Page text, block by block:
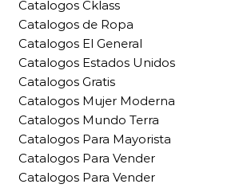
Catalogos Cklass
Catalogos de Ropa
Catalogos El General
Catalogos Estados Unidos
Catalogos Gratis
Catalogos Mujer Moderna
Catalogos Mundo Terra
Catalogos Para Mayorista
Catalogos Para Vender
Catalogos Para Vender